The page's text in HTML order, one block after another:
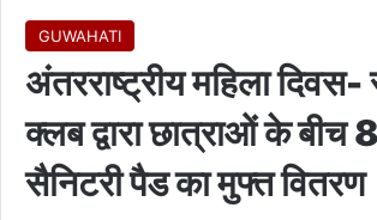
GUWAHATI
अंतरराष्ट्रीय महिला दिवस-
क्लब द्वारा छात्राओं के
सैनिटरी पैड का मुफ्त वितरण